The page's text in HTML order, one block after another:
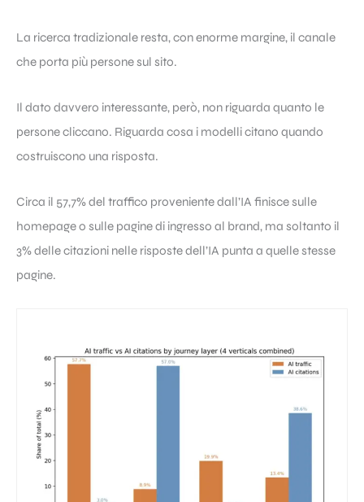
La ricerca tradizionale resta, con enorme margine, il canale
che porta più persone sul sito.
Il dato davvero interessante, però, non riguarda quanto le
persone cliccano. Riguarda cosa i modelli citano quando
costruiscono una risposta.
Circa il 57,7% del traffico proveniente dall’IA finisce sulle
homepage o sulle pagine di ingresso al brand, ma soltanto il
3% delle citazioni nelle risposte dell’IA punta a quelle stesse
pagine.